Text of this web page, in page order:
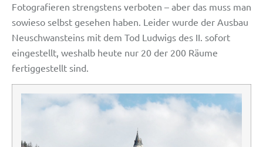
Fotografieren strengstens verboten – aber das muss man
sowieso selbst gesehen haben. Leider wurde der Ausbau
Neuschwansteins mit dem Tod Ludwigs des II. sofort
eingestellt, weshalb heute nur 20 der 200 Räume
fertiggestellt sind.